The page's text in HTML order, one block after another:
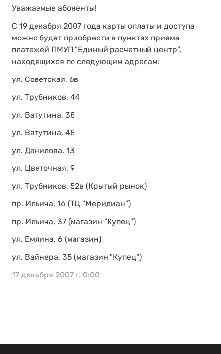
Уважаемые абоненты!
С 19 декабря 2007 года карты оплаты и доступа
можно будет приобрести в пунктах приема
платежей ПМУП "Единый расчетный центр",
находящихся по следующим адресам:
ул. Советская, 6в
ул. Трубников, 44
ул. Ватутина, 38
ул. Ватутина, 48
ул. Данилова, 13
ул. Цветочная, 9
ул. Трубников, 52в (Крытый рынок)
пр. Ильича, 16 (ТЦ "Меридиан")
пр. Ильича, 37 (магазин "Купец")
ул. Емлина, 6 (магазин)
ул. Вайнера, 35 (магазин "Купец")
17 декабря 2007 г. 0:00